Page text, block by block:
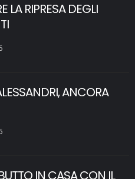
LA RIPRESA DEGLI
ANCORA
IN CASA CON IL